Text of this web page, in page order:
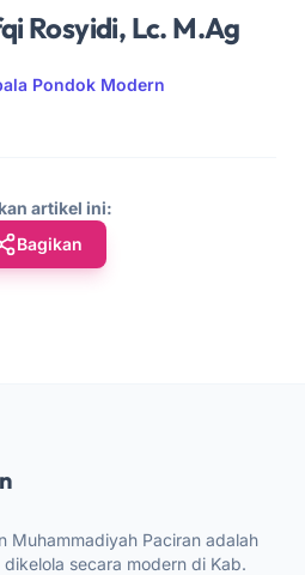
Rosyidi, Lc. M.Ag
Pondok Modern
artikel ini:
Bagikan
Muhammadiyah Paciran adalah
secara modern di Kab.